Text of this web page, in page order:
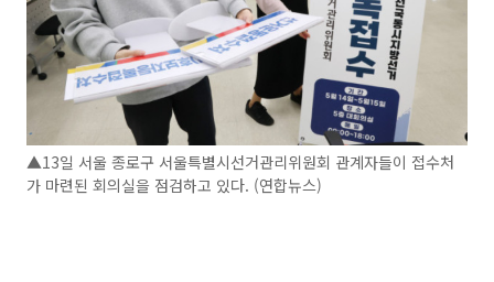
▲13일 서울 종로구 서울특별시선거관리위원회 관계자들이 접수처
가 마련된 회의실을 점검하고 있다. (연합뉴스)